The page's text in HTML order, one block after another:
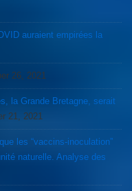
la
26, 2021
la Grande Bretagne, serait
21, 2021
les “vaccins-inoculation”
naturelle. Analyse des